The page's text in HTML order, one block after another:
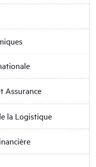
Assurance
la Logistique